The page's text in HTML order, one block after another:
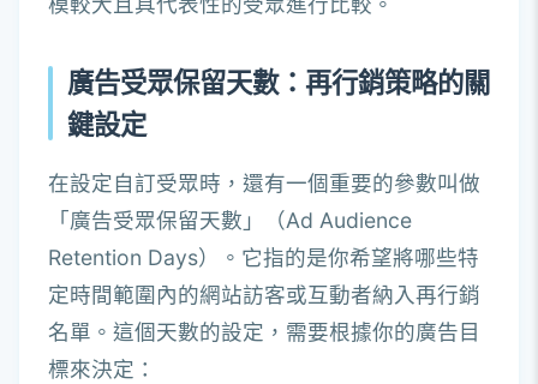
廣告受眾保留天數：再行銷策略的關
鍵設定
在設定自訂受眾時，還有一個重要的參數叫做
「廣告受眾保留天數」（Ad Audience
Retention Days）。它指的是你希望將哪些特
定時間範圍內的網站訪客或互動者納入再行銷
名單。這個天數的設定，需要根據你的廣告目
標來決定：